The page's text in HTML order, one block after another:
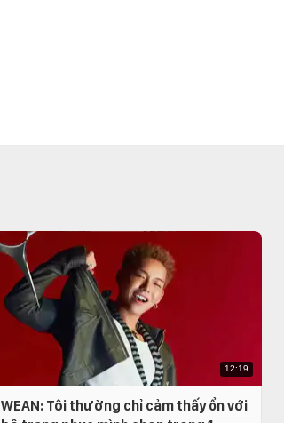
12:19
WEAN: Tôi thường chỉ cảm thấy ổn với